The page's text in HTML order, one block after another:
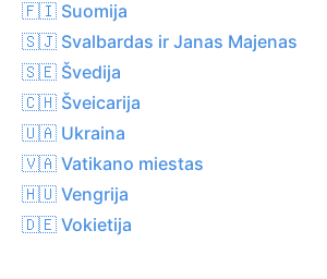
🇫🇮 Suomija
🇸🇯 Svalbardas ir Janas Majenas
🇸🇪 Švedija
🇨🇭 Šveicarija
🇺🇦 Ukraina
🇻🇦 Vatikano miestas
🇭🇺 Vengrija
🇩🇪 Vokietija